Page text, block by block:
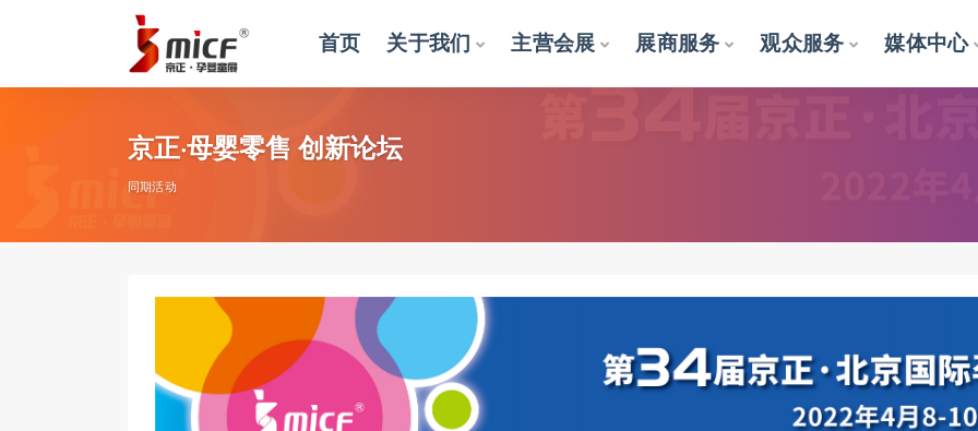
首页 关于我们 主营会展 展商服务 观众服务 媒体中心
京正·母婴零售 创新论坛
同期活动
全部